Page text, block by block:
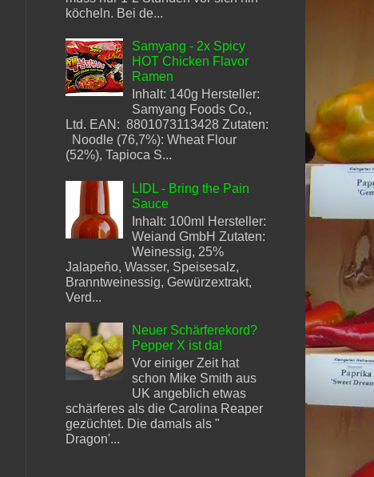
köcheln. Bei de...
Samyang - 2x Spicy
HOT Chicken Flavor
Ramen
Inhalt: 140g Hersteller:
Samyang Foods Co.,
Ltd. EAN: 8801073113428 Zutaten:
Noodle (76,7%): Wheat Flour
(52%), Tapioca S...
LIDL - Bring the Pain
Sauce
Inhalt: 100ml Hersteller:
Weiand GmbH Zutaten:
Weinessig, 25%
Jalapeño, Wasser, Speisesalz,
Branntweinessig, Gewürzextrakt,
Verd...
Neuer Schärferekord?
Pepper X ist da!
Vor einiger Zeit hat
schon Mike Smith aus
UK angeblich etwas
schärferes als die Carolina Reaper
gezüchtet. Die damals als "
Dragon'...